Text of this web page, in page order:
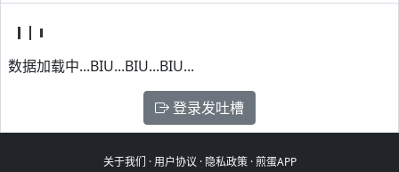
数据加载中...BIU...BIU...BIU...
登录发吐槽
关于我们 ·用户协议 · 隐私政策·煎蛋APP